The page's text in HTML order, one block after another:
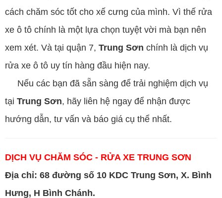
cách chăm sóc tốt cho xế cưng của mình. Vì thế rửa
xe ô tô chính là một lựa chọn tuyệt vời mà bạn nên
xem xét. Và tại quận 7, Trung Sơn chính là dịch vụ
rửa xe ô tô uy tín hàng đầu hiện nay.
Nếu các bạn đã sẵn sàng để trải nghiệm dịch vụ
tại Trung Sơn, hãy liên hệ ngay để nhận được
hướng dẫn, tư vấn và báo giá cụ thể nhất.
DỊCH VỤ CHĂM SÓC - RỬA XE TRUNG SƠN
Địa chỉ: 68 đường số 10 KDC Trung Sơn, X. Bình
Hưng, H Bình Chánh.